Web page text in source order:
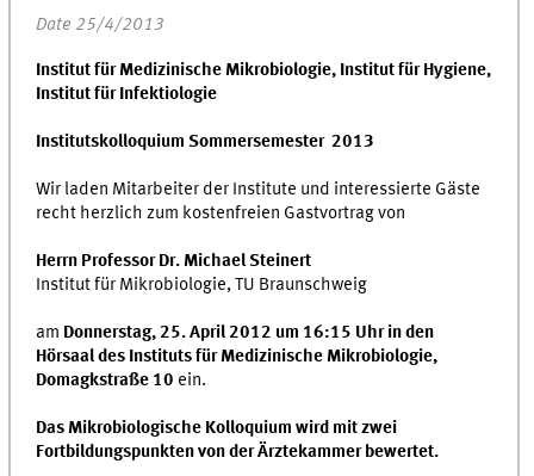
Date 25/4/2013
Institut für Medizinische Mikrobiologie, Institut für Hygiene,
Institut für Infektiologie
Institutskolloquium Sommersemester 2013
Wir laden Mitarbeiter der Institute und interessierte Gäste
recht herzlich zum kostenfreien Gastvortrag von
Herrn Professor Dr. Michael Steinert
Institut für Mikrobiologie, TU Braunschweig
am Donnerstag, 25. April 2012 um 16:15 Uhr in den
Hörsaal des Instituts für Medizinische Mikrobiologie,
Domagkstraße 10 ein.
Das Mikrobiologische Kolloquium wird mit zwei
Fortbildungspunkten von der Ärztekammer bewertet.